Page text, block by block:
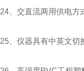
24、交直流两用供电方
25、仪器具有中英文切